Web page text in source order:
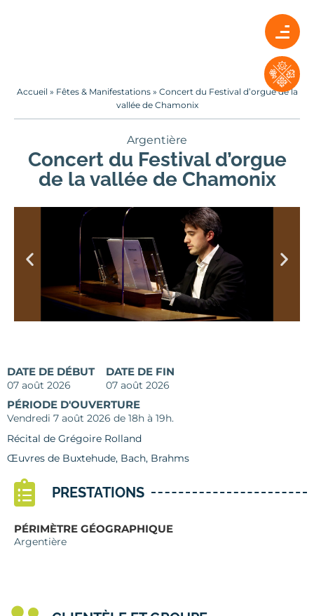
Accueil » Fêtes & Manifestations» Concert du Festival d’orgue de la
vallée de Chamonix
Argentière
Concert du Festival d’orgue
de la vallée de Chamonix
DATE DE DÉBUT
07 août 2026
DATE DE FIN
07 août 2026
PÉRIODE D'OUVERTURE
Vendredi 7 août 2026 de 18h à 19h.
Récital de Grégoire Rolland
Œuvres de Buxtehude, Bach, Brahms
PRESTATIONS
PÉRIMÈTRE GÉOGRAPHIQUE
Argentière